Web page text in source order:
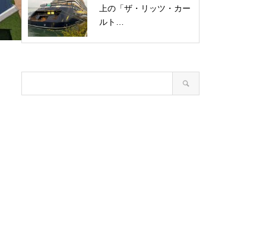
上の「ザ・リッツ・カー
ルト…